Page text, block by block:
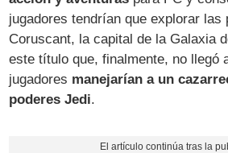
jugadores tendrían que explorar las
Coruscant, la capital de la Galaxia
este título que, finalmente, no llegó
jugadores manejarían a un
poderes Jedi.